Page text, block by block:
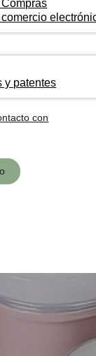
y patentes
con